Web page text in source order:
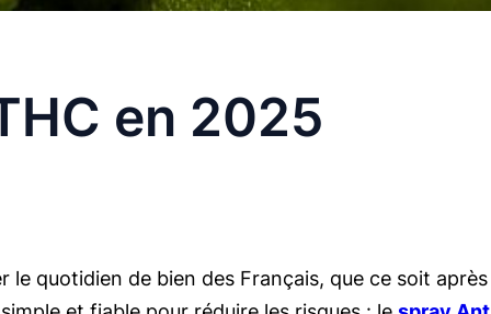
en 2025
le quotidien de bien des Français, que ce soit